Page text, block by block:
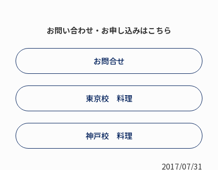
お問い合わせ・お申し込みはこちら
お問合せ
東京校 料理
神戸校 料理
2017/07/31